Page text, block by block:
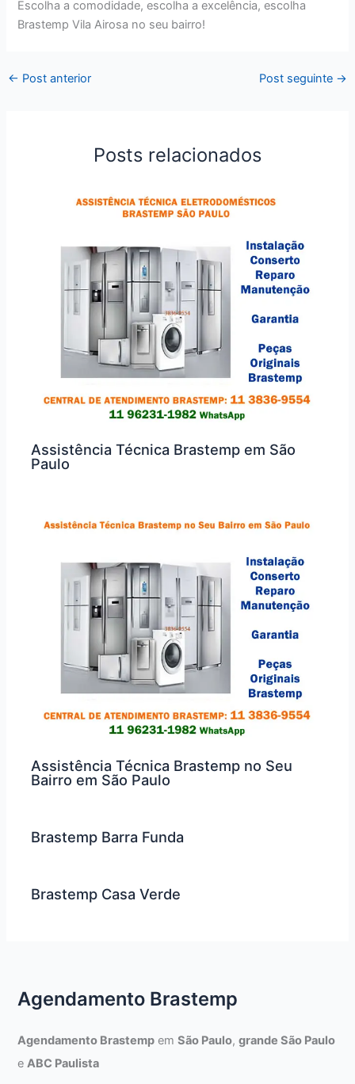
Escolha a comodidade, escolha a excelência, escolha
Brastemp Vila Airosa no seu bairro!
← Post anterior Post seguinte →
Posts relacionados
Assistência Técnica Brastemp em São
Paulo
Assistência Técnica Brastemp no Seu
Bairro em São Paulo
Brastemp Barra Funda
Brastemp Casa Verde
Agendamento Brastemp
Agendamento Brastemp emSão Paulo,grande São Paulo
eABC Paulista